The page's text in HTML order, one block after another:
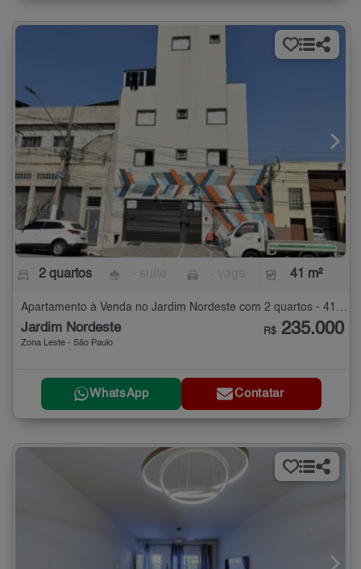
2 quartos 41 m²
Apartamento à Venda no Jardim Nordeste com 2 quartos - 41 m²
Jardim Nordeste
Zona Leste - São Paulo
R$ 235.000
WhatsApp Contatar